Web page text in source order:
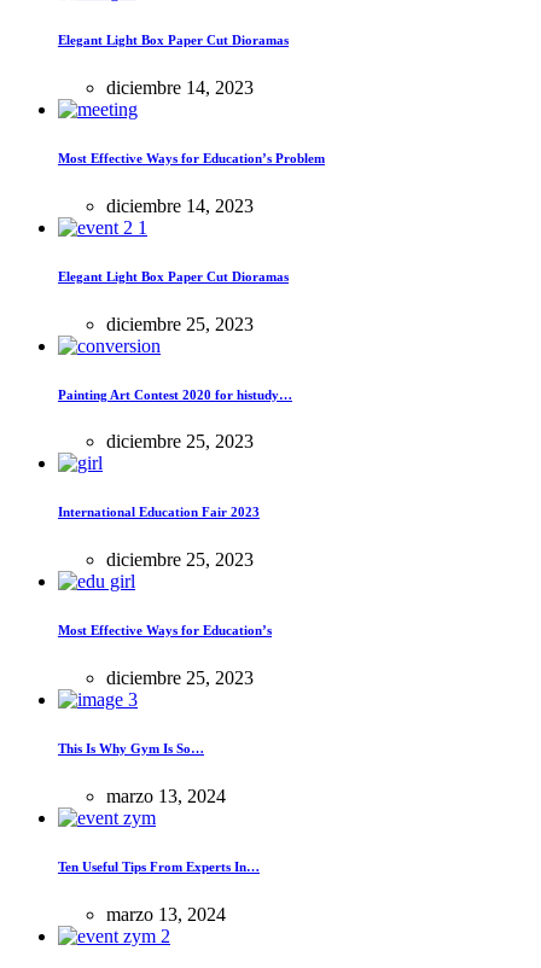
Elegant Light Box Paper Cut Dioramas
diciembre 14, 2023
Most Effective Ways for Education’s Problem
diciembre 14, 2023
Elegant Light Box Paper Cut Dioramas
diciembre 25, 2023
Painting Art Contest 2020 for histudy…
diciembre 25, 2023
International Education Fair 2023
diciembre 25, 2023
Most Effective Ways for Education’s
diciembre 25, 2023
This Is Why Gym Is So…
marzo 13, 2024
Ten Useful Tips From Experts In…
marzo 13, 2024